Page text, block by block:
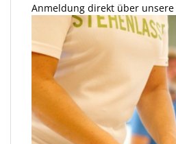
Anmeldung direkt über unsere